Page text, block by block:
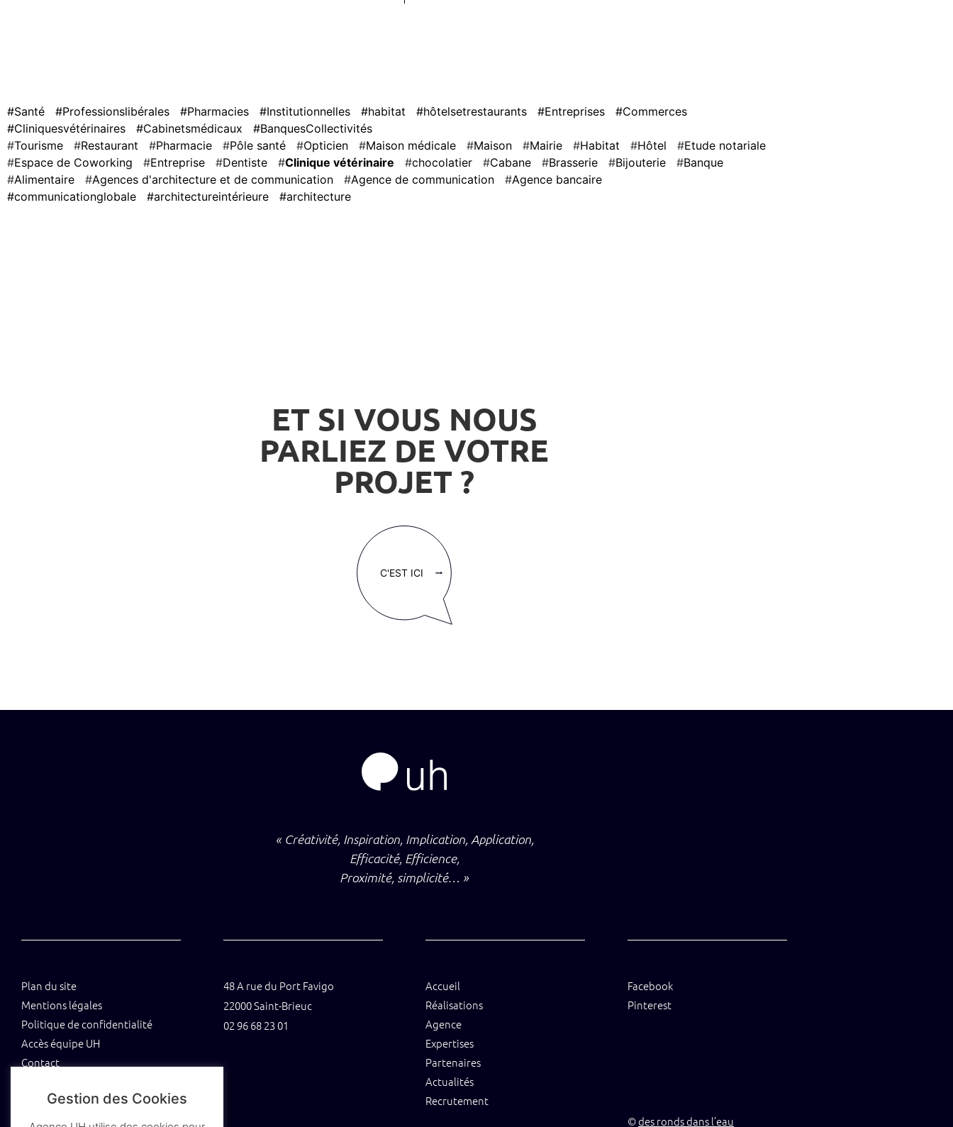
#Santé #Professionslibérales #Pharmacies #Institutionnelles #habitat #hôtelsetrestaurants #Entreprises
#Commerces
#Cliniquesvétérinaires
#Cabinetsmédicaux
#BanquesCollectivités
Tourisme
Restaurant Pharmacie Pôle santé Opticien Maison médicale Maison Mairie Habitat Hôtel
Etude notariale
Espace de Coworking
Entreprise Dentiste Clinique vétérinaire chocolatier Cabane Brasserie Bijouterie
Banque
Alimentaire
Agences d'architecture et de communication Agence de communication
Agence bancaire
#communicationglobale
#architectureintérieure #architecture
ET SI VOUS NOUS
PARLIEZ DE VOTRE
PROJET ?
« Créativité, Inspiration, Implication, Application,
Efficacité, Efficience,
Proximité, simplicité… »
Plan du site
Mentions légales
Politique de confidentialité
Accès équipe UH
Contact
Tenez-vous au jus grâce à notre newsletter
48 A rue du Port Favigo
22000 Saint-Brieuc
02 96 68 23 01
Accueil
Réalisations
Agence
Expertises
Partenaires
Actualités
Recrutement
Facebook
Pinterest
©des ronds dans l’eau
Gestion des Cookies